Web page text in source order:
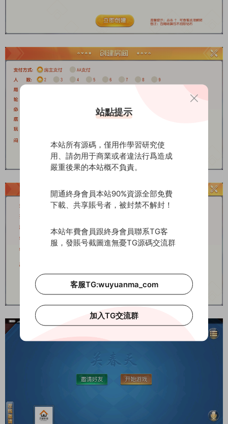
站點提示
本站所有源碼，僅用作學習研究使
用、請勿用于商業或者違法行爲造成
嚴重後果的本站概不負責。
開通終身會員本站90%資源全部免費
下載、共享賬号者，被封禁不解封！
本站年費會員跟終身會員聯系TG客
服，發賬号截圖進無憂TG源碼交流群
客服TG:wuyuanma_com
加入TG交流群